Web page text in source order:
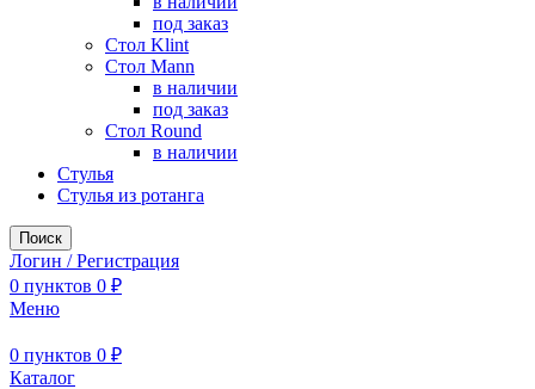
под заказ
Стол Klint
Стол Mann
в наличии
под заказ
Стол Round
в наличии
Стулья
Стулья из ротанга
Поиск
Логин / Регистрация
0 пунктов 0 ₽
Меню
0 пунктов 0 ₽
Каталог